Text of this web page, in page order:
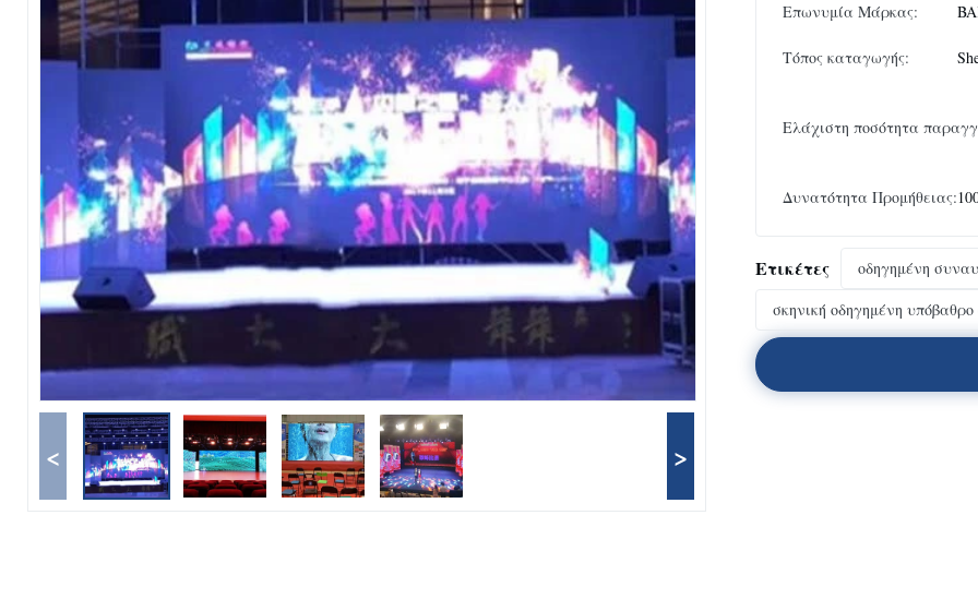
< >
Επωνυμία Μάρκας:
Τόπος καταγωγής:
Ελάχιστη ποσότητα
Δυνατότητα Προμήθειας:
Ετικέτες οδηγημένη
σκηνική οδηγημένη υπόβαθρο